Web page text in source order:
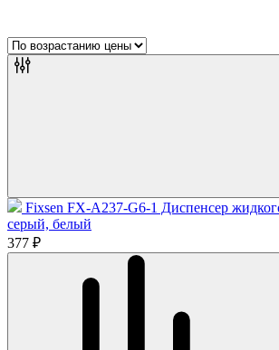
Fixsen FX-A237-G6-1 Диспенсер
серый, белый
377 ₽